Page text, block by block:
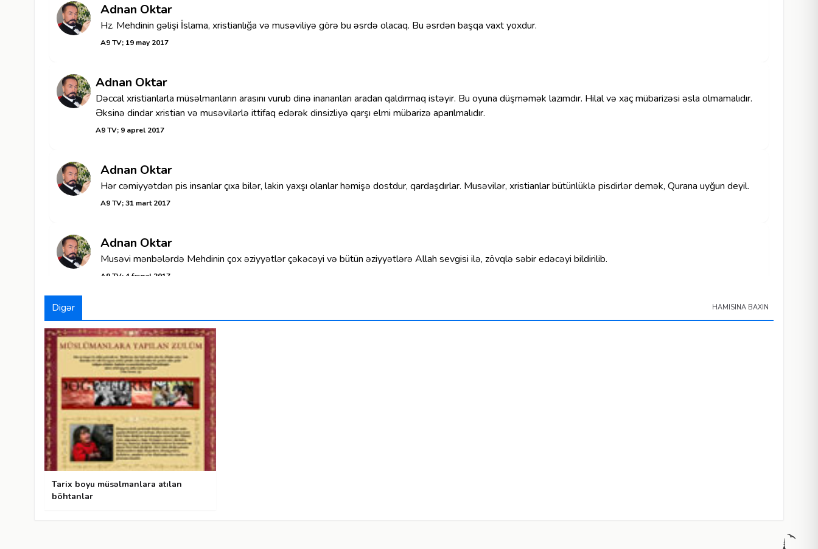
Adnan Oktar
Hz. Mehdinin gəlişi İslama, xristianlığa və musəviliyə görə bu əsrdə olacaq. Bu əsrdən başqa vaxt yoxdur.
A9 TV; 19 may 2017
Adnan Oktar
Dəccal xristianlarla müsəlmanların arasını vurub dinə inananları aradan qaldırmaq istəyir. Bu oyuna düşməmək lazımdır. Hilal və xaç mübarizəsi əsla olmamalıdır.
Əksinə dindar xristian və musəvilərlə ittifaq edərək dinsizliyə qarşı elmi mübarizə aparılmalıdır.
A9 TV; 9 aprel 2017
Adnan Oktar
Hər cəmiyyətdən pis insanlar çıxa bilər, lakin yaxşı olanlar həmişə dostdur, qardaşdırlar. Musəvilər, xristianlar bütünlüklə pisdirlər demək, Qurana uyğun deyil.
A9 TV; 31 mart 2017
Adnan Oktar
Musəvi mənbələrdə Mehdinin çox əziyyətlər çəkəcəyi və bütün əziyyətlərə Allah sevgisi ilə, zövqlə səbir edəcəyi bildirilib.
A9 TV; 4 fevral 2017
Adnan Oktar
Texasda yandırılan məscidin bərpa edilməsi üçün kömək kampaniyası başladan musəvilər çox gözəl əxlaq göstəriblər.
A9 TV; 1 fevral 2017
Digər HAMISINA BAXIN
Tarix boyu müsəlmanlara atılan
böhtanlar